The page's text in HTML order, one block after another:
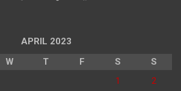
APRIL 2023
W T F S S
1
2